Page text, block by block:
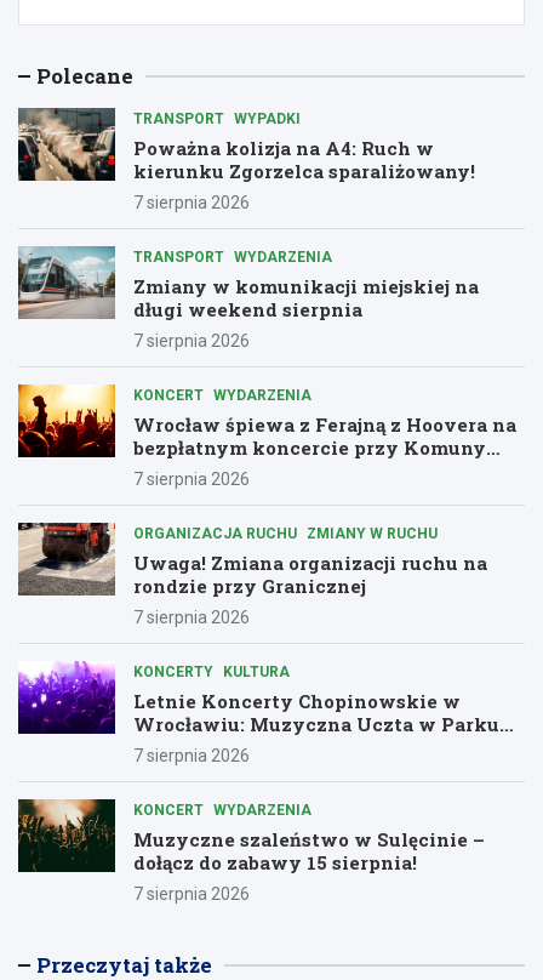
Polecane
TRANSPORT WYPADKI
Poważna kolizja na A4: Ruch w
kierunku Zgorzelca sparaliżowany!
7 sierpnia 2026
TRANSPORT WYDARZENIA
Zmiany w komunikacji miejskiej na
długi weekend sierpnia
7 sierpnia 2026
KONCERT WYDARZENIA
Wrocław śpiewa z Ferajną z Hoovera na
bezpłatnym koncercie przy Komuny
Paryskiej
7 sierpnia 2026
ORGANIZACJA RUCHU ZMIANY W RUCHU
Uwaga! Zmiana organizacji ruchu na
rondzie przy Granicznej
7 sierpnia 2026
KONCERTY KULTURA
Letnie Koncerty Chopinowskie w
Wrocławiu: Muzyczna Uczta w Parku
Południowym!
7 sierpnia 2026
KONCERT WYDARZENIA
Muzyczne szaleństwo w Sulęcinie –
dołącz do zabawy 15 sierpnia!
7 sierpnia 2026
Przeczytaj także